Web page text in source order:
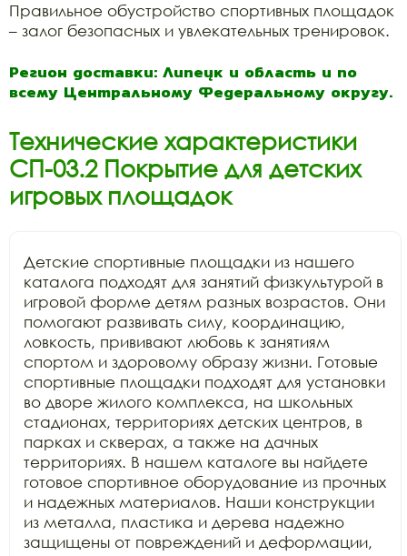
Правильное обустройство спортивных площадок
– залог безопасных и увлекательных тренировок.
Регион доставки: Липецк и область и по
всему Центральному Федеральному округу.
Технические характеристики
СП-03.2 Покрытие для детских
игровых площадок
Детские спортивные площадки из нашего
каталога подходят для занятий физкультурой в
игровой форме детям разных возрастов. Они
помогают развивать силу, координацию,
ловкость, прививают любовь к занятиям
спортом и здоровому образу жизни. Готовые
спортивные площадки подходят для установки
во дворе жилого комплекса, на школьных
стадионах, территориях детских центров, в
парках и скверах, а также на дачных
территориях. В нашем каталоге вы найдете
готовое спортивное оборудование из прочных
и надежных материалов. Наши конструкции
из металла, пластика и дерева надежно
защищены от повреждений и деформации,